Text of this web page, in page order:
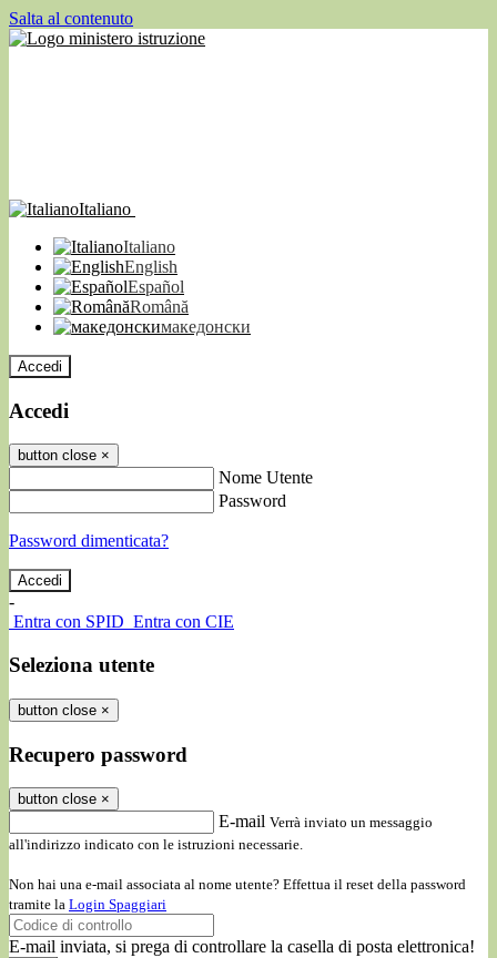
Salta al contenuto
Italiano
Italiano
English
Español
Română
македонски
Accedi
Accedi
button close ×
Nome Utente
Password
Password dimenticata?
-
Entra con SPID Entra con CIE
Seleziona utente
button close ×
Recupero password
button close ×
E-mail Verrà inviato un messaggio
all'indirizzo indicato con le istruzioni necessarie.
Non hai una e-mail associata al nome utente? Effettua il reset della password
tramite la Login Spaggiari
E-mail inviata, si prega di controllare la casella di posta elettronica!